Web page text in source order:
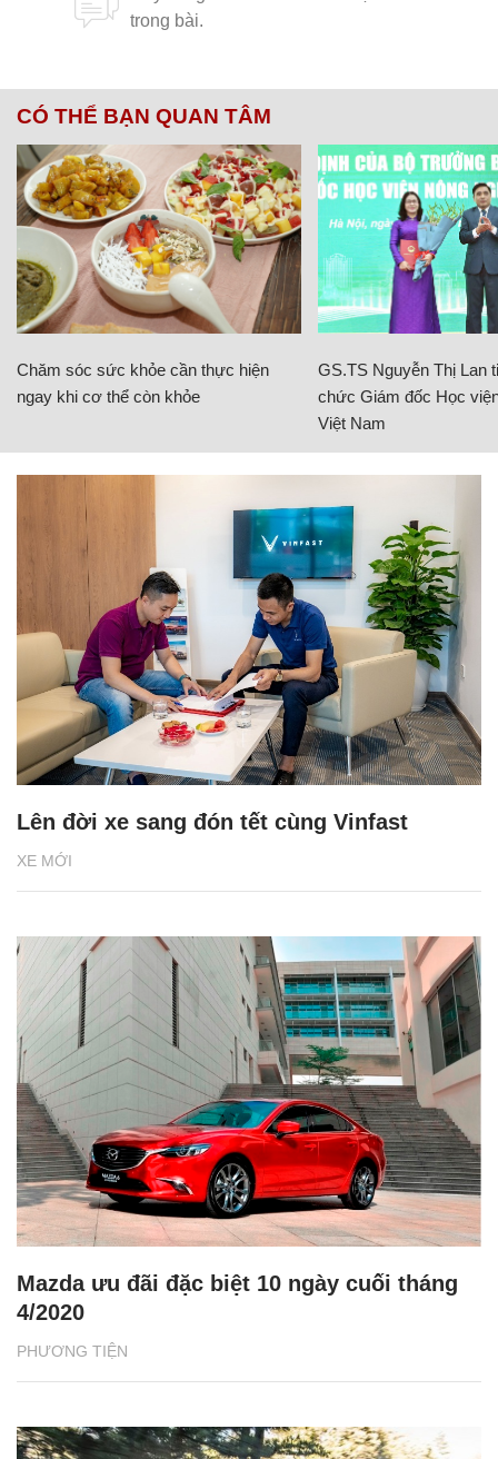
CÓ THỂ BẠN QUAN TÂM
Chăm sóc sức khỏe cần thực hiện
ngay khi cơ thể còn khỏe
GS.TS Nguyễn Thị Lan
chức Giám đốc Học
Việt Nam
XE MỚI
Lên đời xe sang đón tết cùng Vinfast
PHƯƠNG TIỆN
Mazda ưu đãi đặc biệt 10 ngày cuối tháng
4/2020